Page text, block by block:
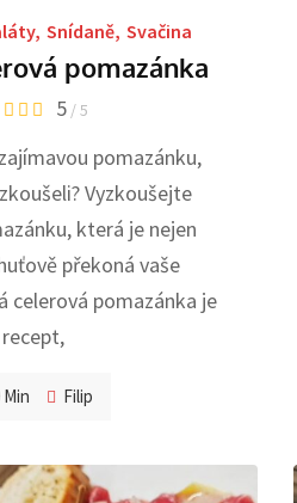
, Snídaně, Svačina
pomazánka
5 / 5
pomazánku,
Vyzkoušejte
která je nejen
překoná vaše
celerová pomazánka je
recept,
Min Filip